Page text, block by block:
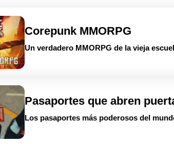
Corepunk MMORPG
Un verdadero MMORPG de la vieja
Pasaportes que abren
Los pasaportes más poderosos del